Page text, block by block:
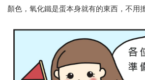
顏色，氧化鐵是蛋本身就有的東西，不用